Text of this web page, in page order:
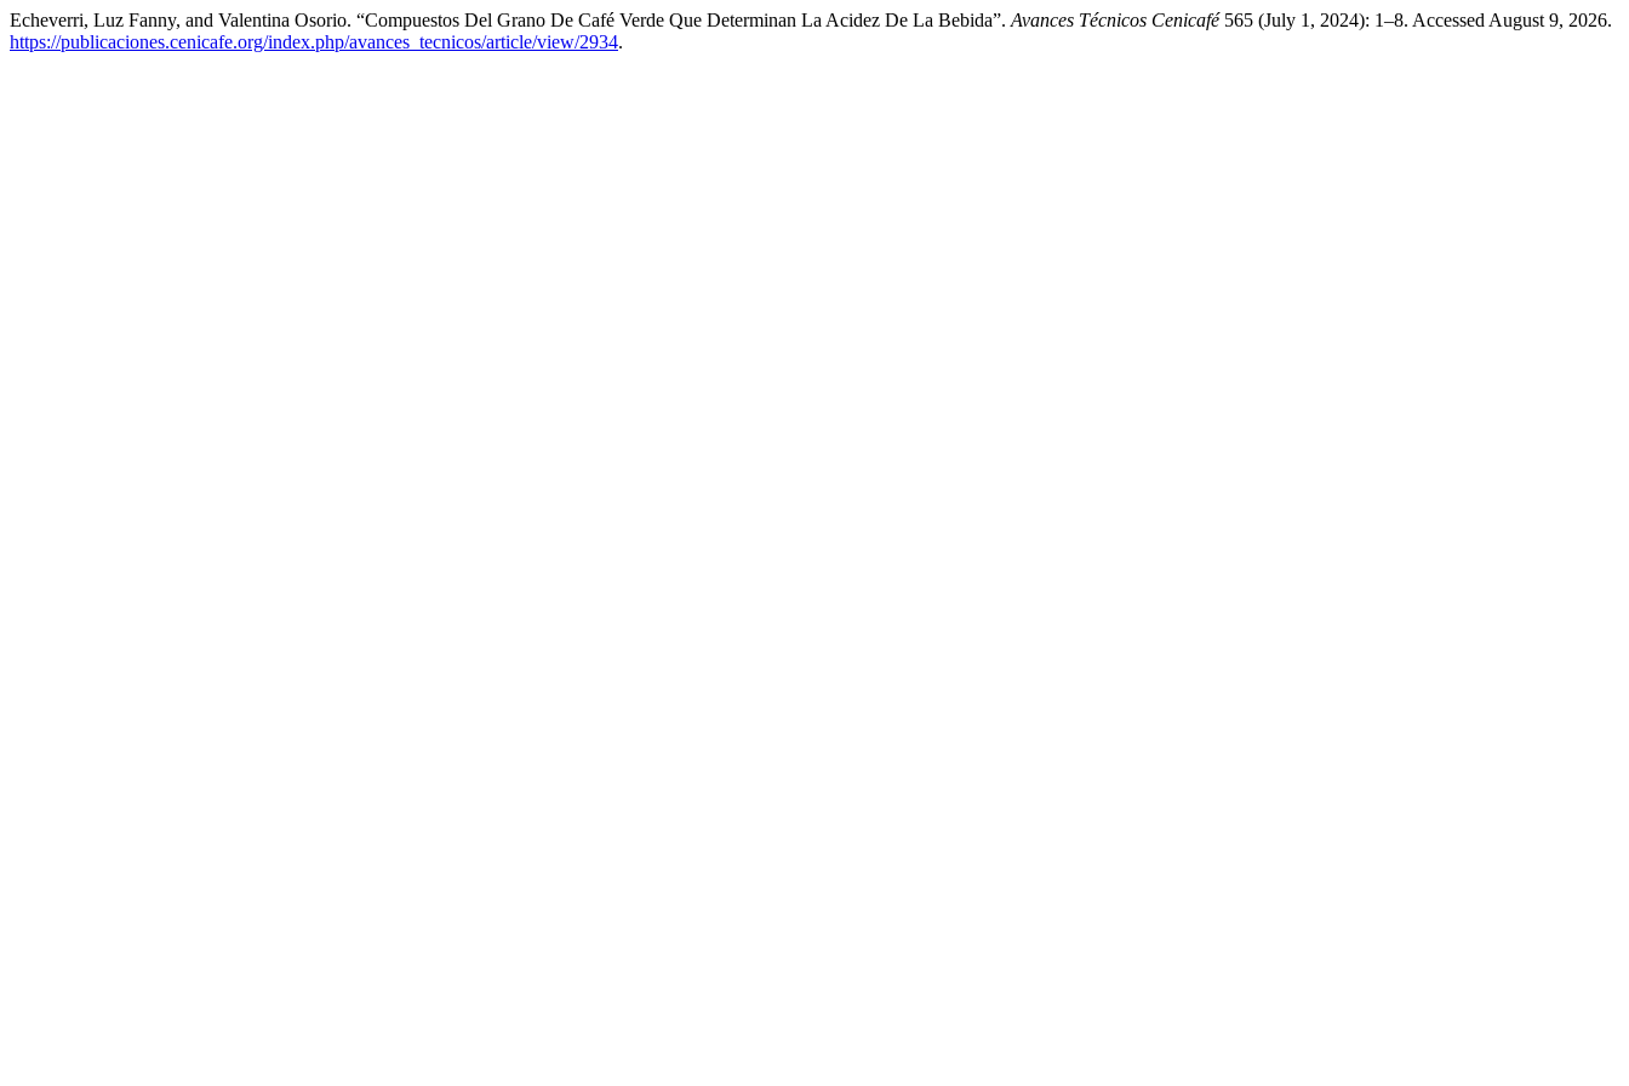
Echeverri, Luz Fanny, and Valentina Osorio. “Compuestos Del Grano De Café Verde Que Determinan La Acidez De La Bebida”. Avances Técnicos Cenicafé565 (July 1, 2024): 1–8. Accessed August 9, 2026.
https://publicaciones.cenicafe.org/index.php/avances_tecnicos/article/view/2934.